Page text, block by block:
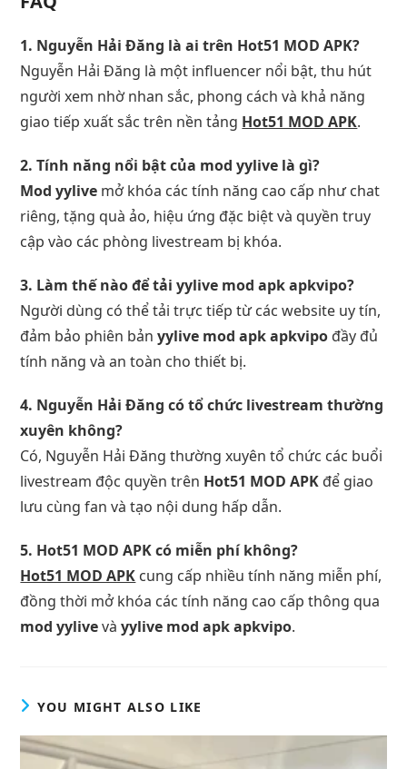
1. Nguyễn Hải Đăng là ai trên Hot51 MOD APK?
Nguyễn Hải Đăng là một influencer nổi bật, thu hút
người xem nhờ nhan sắc, phong cách và khả năng
giao tiếp xuất sắc trên nền tảng Hot51 MOD APK.
2. Tính năng nổi bật của mod yylive là gì?
Mod yylive mở khóa các tính năng cao cấp như chat
riêng, tặng quà ảo, hiệu ứng đặc biệt và quyền truy
cập vào các phòng livestream bị khóa.
3. Làm thế nào để tải yylive mod apk apkvipo?
Người dùng có thể tải trực tiếp từ các website uy tín,
đảm bảo phiên bảnyylive mod apk apkvipo đầy đủ
tính năng và an toàn cho thiết bị.
4. Nguyễn Hải Đăng có tổ chức livestream thường
xuyên không?
Có, Nguyễn Hải Đăng thường xuyên tổ chức các buổi
livestream độc quyền trên Hot51 MOD APK để giao
lưu cùng fan và tạo nội dung hấp dẫn.
5. Hot51 MOD APK có miễn phí không?
Hot51 MOD APK cung cấp nhiều tính năng miễn phí,
đồng thời mở khóa các tính năng cao cấp thông qua
mod yylivevàyylive mod apk apkvipo.
YOU MIGHT ALSO LIKE